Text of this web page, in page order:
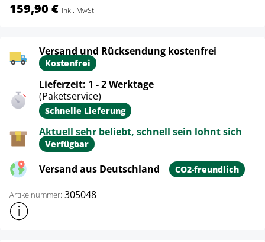
159,90 € inkl. MwSt.
Versand und Rücksendung kostenfrei
Kostenfrei
Lieferzeit: 1 - 2 Werktage
(Paketservice)
Schnelle Lieferung
Aktuell sehr beliebt, schnell sein lohnt sich
Verfügbar
Versand aus Deutschland CO2-freundlich
Artikelnummer: 305048
Weitere Produktinformationen anzeigen